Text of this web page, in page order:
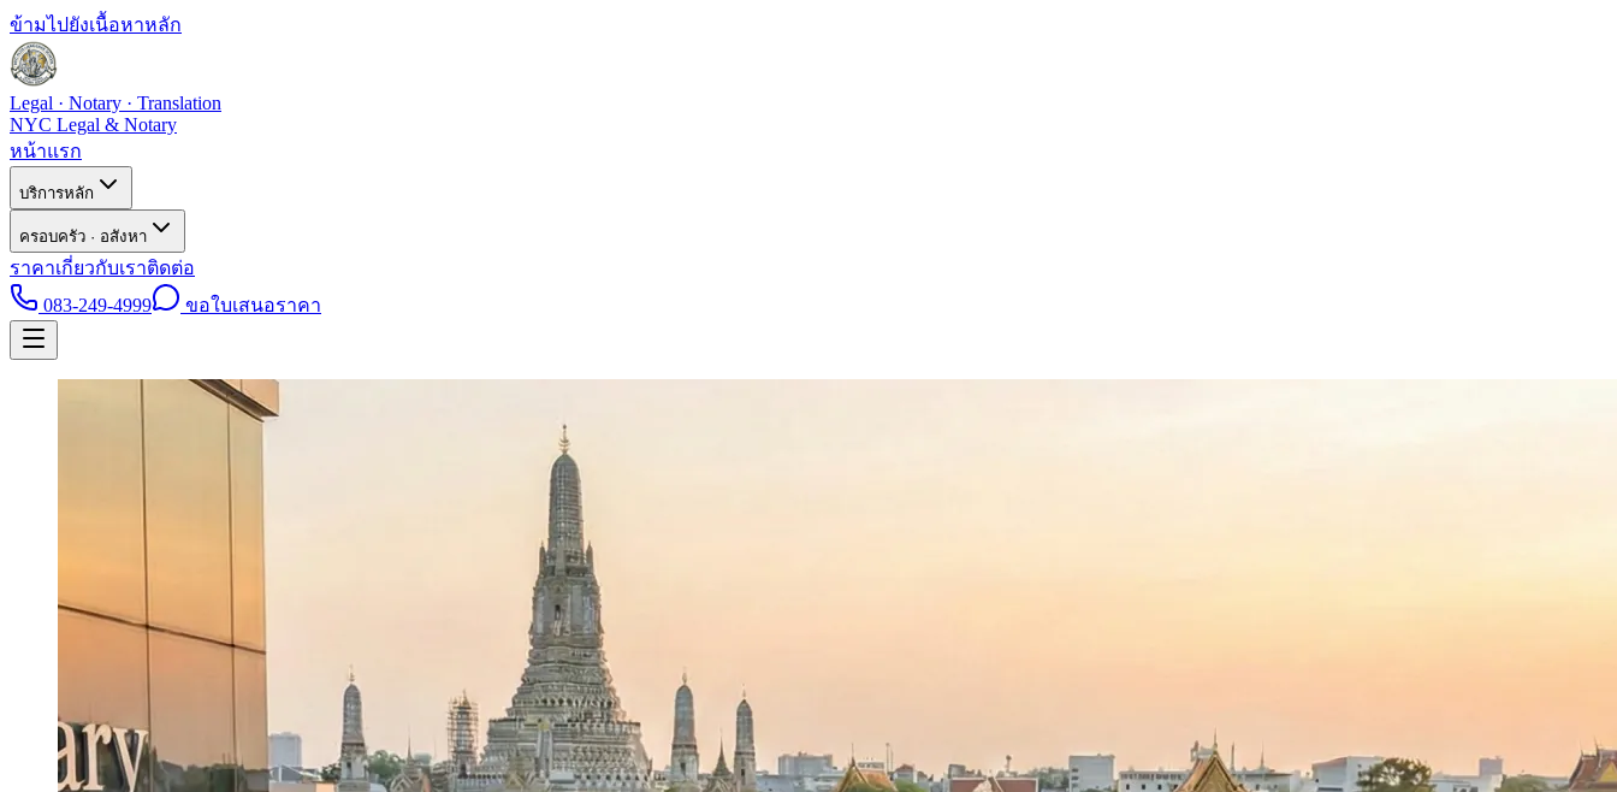
ข้ามไปยังเนื้อหาหลัก
Legal · Notary · Translation
NYC Legal & Notary
หน้าแรก
บริการหลัก
ครอบครัว · อสังหา
ราคาเกี่ยวกับเราติดต่อ
083-249-4999
ขอใบเสนอราคา